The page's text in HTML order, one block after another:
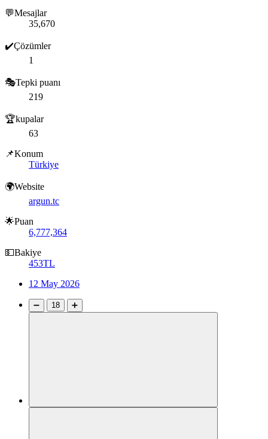
💬Mesajlar
35,670
✔️Çözümler
1
🎭Tepki puanı
219
🏆kupalar
63
📌Konum
Türkiye
🌍Website
argun.tc
🌟Puan
6,777,364
💵Bakiye
453TL
12 May 2026
➖ 18 ➕